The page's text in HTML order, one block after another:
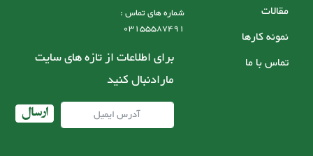
مقالات
نمونه کارها
تماس با ما
شماره های تماس :
03155587491
برای اطلاعات از تازه های سایت
مارادنبال کنید
ارسال